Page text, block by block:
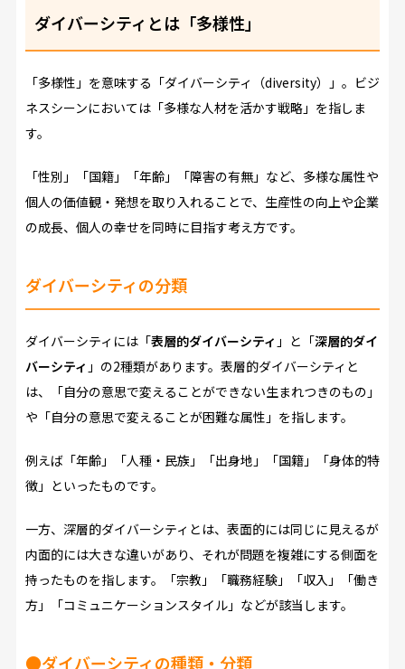
ダイバーシティとは「多様性」
「多様性」を意味する「ダイバーシティ（diversity）」。ビジ
ネスシーンにおいては「多様な人材を活かす戦略」を指しま
す。
「性別」「国籍」「年齢」「障害の有無」など、多様な属性や
個人の価値観・発想を取り入れることで、生産性の向上や企業
の成長、個人の幸せを同時に目指す考え方です。
ダイバーシティの分類
ダイバーシティには「表層的ダイバーシティ 」と「深層的ダイ
バーシティ 」の2種類があります。表層的ダイバーシティと
は、「自分の意思で変えることができない生まれつきのもの」
や「自分の意思で変えることが困難な属性」を指します。
例えば「年齢」「人種・民族」「出身地」「国籍」「身体的特
徴」といったものです。
一方、深層的ダイバーシティとは、表面的には同じに見えるが
内面的には大きな違いがあり、それが問題を複雑にする側面を
持ったものを指します。「宗教」「職務経験」「収入」「働き
方」「コミュニケーションスタイル」などが該当します。
●ダイバーシティの種類・分類